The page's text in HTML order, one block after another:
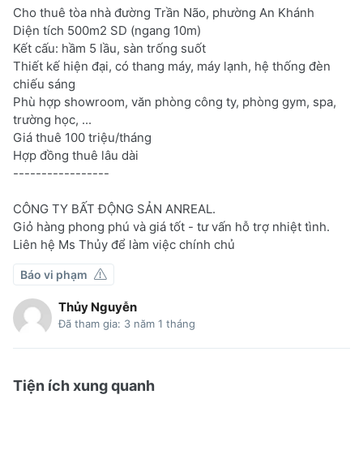
Cho thuê tòa nhà đường Trần Não, phường An Khánh
Diện tích 500m2 SD (ngang 10m)
Kết cấu: hầm 5 lầu, sàn trống suốt
Thiết kế hiện đại, có thang máy, máy lạnh, hệ thống đèn
chiếu sáng
Phù hợp showroom, văn phòng công ty, phòng gym, spa,
trường học, ...
Giá thuê 100 triệu/tháng
Hợp đồng thuê lâu dài
-----------------
CÔNG TY BẤT ĐỘNG SẢN ANREAL.
Giỏ hàng phong phú và giá tốt - tư vấn hỗ trợ nhiệt tình.
Liên hệ Ms Thủy để làm việc chính chủ
Báo vi phạm
Thủy Nguyễn
Đã tham gia: 3 năm 1 tháng
Tiện ích xung quanh